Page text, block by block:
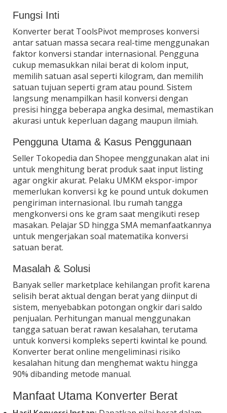
Fungsi Inti
Konverter berat ToolsPivot memproses konversi
antar satuan massa secara real-time menggunakan
faktor konversi standar internasional. Pengguna
cukup memasukkan nilai berat di kolom input,
memilih satuan asal seperti kilogram, dan memilih
satuan tujuan seperti gram atau pound. Sistem
langsung menampilkan hasil konversi dengan
presisi hingga beberapa angka desimal, memastikan
akurasi untuk keperluan dagang maupun ilmiah.
Pengguna Utama & Kasus Penggunaan
Seller Tokopedia dan Shopee menggunakan alat ini
untuk menghitung berat produk saat input listing
agar ongkir akurat. Pelaku UMKM ekspor-impor
memerlukan konversi kg ke pound untuk dokumen
pengiriman internasional. Ibu rumah tangga
mengkonversi ons ke gram saat mengikuti resep
masakan. Pelajar SD hingga SMA memanfaatkannya
untuk mengerjakan soal matematika konversi
satuan berat.
Masalah & Solusi
Banyak seller marketplace kehilangan profit karena
selisih berat aktual dengan berat yang diinput di
sistem, menyebabkan potongan ongkir dari saldo
penjualan. Perhitungan manual menggunakan
tangga satuan berat rawan kesalahan, terutama
untuk konversi kompleks seperti kwintal ke pound.
Konverter berat online mengeliminasi risiko
kesalahan hitung dan menghemat waktu hingga
90% dibanding metode manual.
Manfaat Utama Konverter Berat